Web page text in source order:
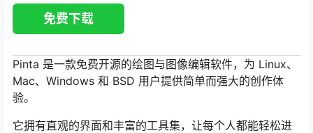
免费下载
Pinta 是一款免费开源的绘图与图像编辑软件，为 Linux、
Mac、Windows 和 BSD 用户提供简单而强大的创作体
验。
它拥有直观的界面和丰富的工具集，让每个人都能轻松进